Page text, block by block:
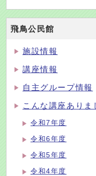
飛鳥公民館
施設情報
講座情報
自主グループ情報
こんな講座ありま
令和7年度
令和6年度
令和5年度
令和4年度